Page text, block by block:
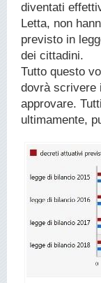
diventati
Letta, non
previsto in
dei cittadini.
Tutto questo
dovrà scrivere
approvare.
ultimamente,